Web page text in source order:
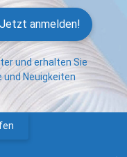
Jetzt anmelden!
und erhalten Sie
Neuigkeiten